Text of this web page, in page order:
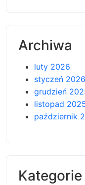
Archiwa
luty 2026
styczeń 2026
grudzień
listopad
październik
Kategorie